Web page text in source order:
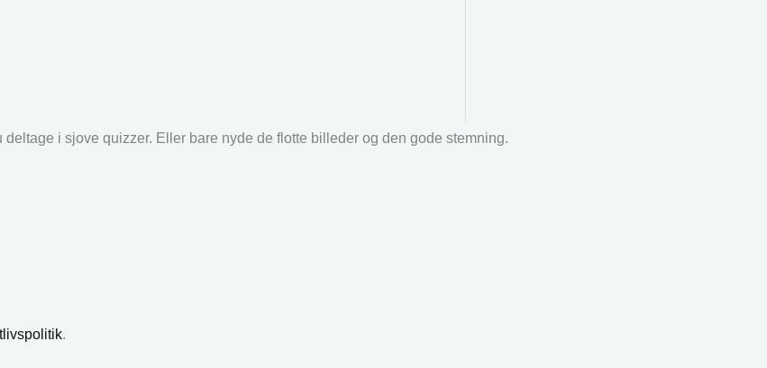
i sjove quizzer. Eller bare nyde de flotte billeder og den gode stemning.
.